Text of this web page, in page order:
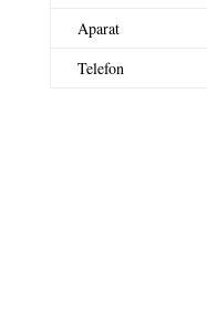
Aparat
Telefon